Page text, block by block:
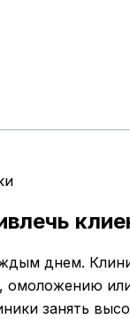
днем.
омоложению
занять